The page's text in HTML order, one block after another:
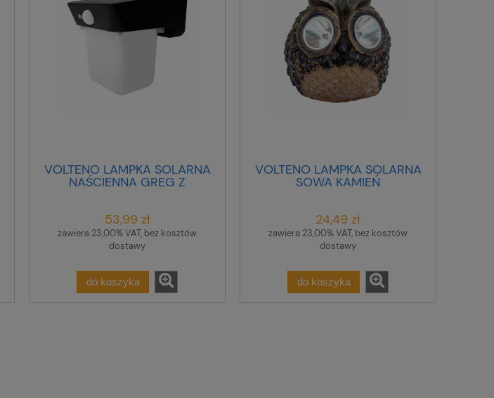
VOLTENO LAMPKA SOLARNA
NAŚCIENNA GREG Z
53,99 zł
zawiera 23,00% VAT, bez kosztów
dostawy
do koszyka
VOLTENO LAMPKA SOLARNA
SOWA KAMIEŃ
24,49 zł
zawiera 23,00% VAT, bez kosztów
dostawy
do koszyka